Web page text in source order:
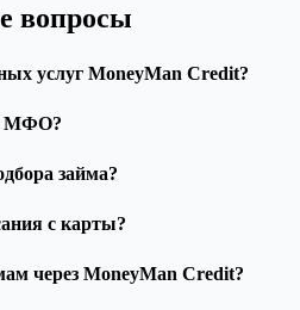
вопросы
услуг MoneyMan Credit?
МФО?
займа?
с карты?
через MoneyMan Credit?